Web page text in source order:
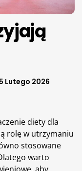
Lutego 2026
diety dla
rolę w utrzymaniu
stosowane
warto